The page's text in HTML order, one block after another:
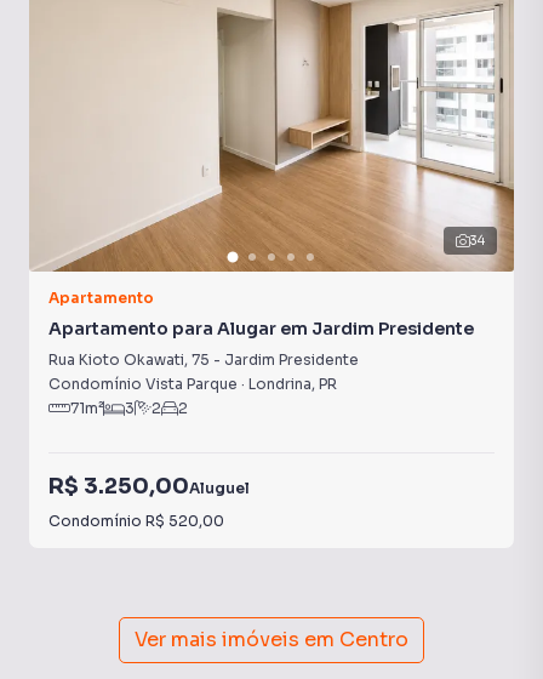
34
Apartamento
Apartamento para Alugar em Jardim Presidente
Rua Kioto Okawati, 75 - Jardim Presidente
Condomínio Vista Parque · Londrina, PR
71m² 3 2 2
R$ 3.250,00Aluguel
Condomínio R$ 520,00
Ver mais imóveis em Centro